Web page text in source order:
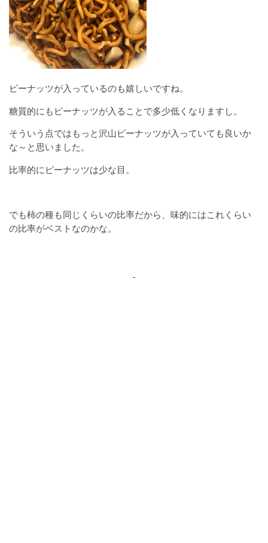
ピーナッツが入っているのも嬉しいですね。
糖質的にもピーナッツが入ることで多少低くなりますし。
そういう点ではもっと沢山ピーナッツが入っていても良いか
な～と思いました。
比率的にピーナッツは少な目。
でも柿の種も同じくらいの比率だから、味的にはこれくらい
の比率がベストなのかな。